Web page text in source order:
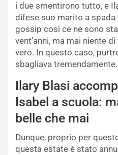
i due smentirono tutto, e
difese suo marito a
gossip così ce ne sono
vent’anni, ma mai niente
vero. In questo caso,
sbagliava tremendamente.
Ilary Blasi
Isabel a scuola:
belle che mai
Dunque, proprio per
questa estate è stato